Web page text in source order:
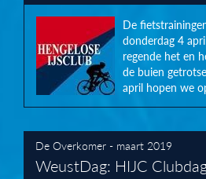
De
donderdag 4
regende het en
de buien
april hopen we
De Overkomer - maart 2019
WeustDag: HIJC